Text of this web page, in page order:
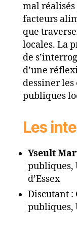
mal
facteurs
que
locales. La
de
d’une
dessiner
publiques
Les
Yseult
publiques,
d’Essex
Discutant :
publiques,